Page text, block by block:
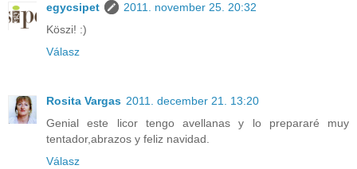
egycsipet
2011. november 25. 20:32
Köszi! :)
Válasz
Rosita Vargas 2011. december 21. 13:20
Genial este licor tengo avellanas y lo prepararé muy
tentador,abrazos y feliz navidad.
Válasz